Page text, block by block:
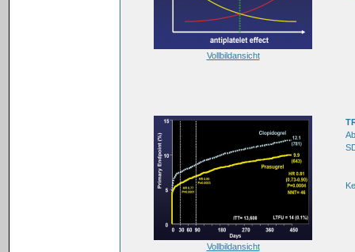
Vollbildansicht
Vollbildansicht